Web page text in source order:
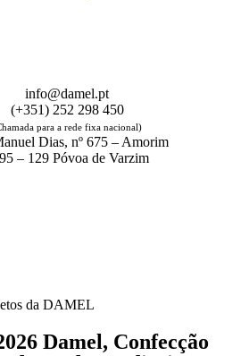
info@damel.pt
(+351) 252 298 450
para a rede fixa nacional)
Dias, nº 675 – Amorim
– 129 Póvoa de Varzim
da DAMEL
Damel, Confecção